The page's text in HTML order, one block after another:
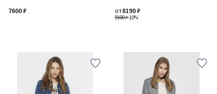
7600 ₽
9100 ₽-10%
от8190 ₽